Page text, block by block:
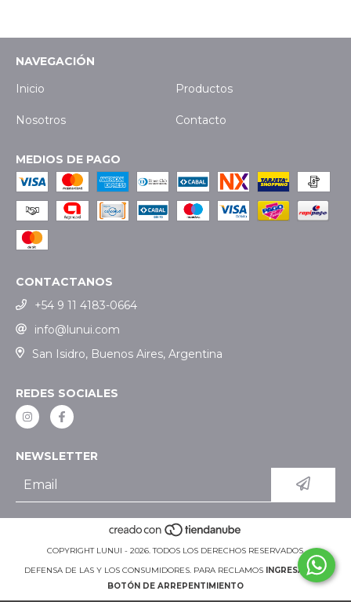
NAVEGACIÓN
Inicio
Productos
Nosotros Contacto
MEDIOS DE PAGO
CONTACTANOS
+54 9 11 4183-0664
info@lunui.com
San Isidro, Buenos Aires, Argentina
REDES SOCIALES
NEWSLETTER
COPYRIGHT LUNUI - 2026. TODOS LOS DERECHOS RESERVADOS.
DEFENSA DE LAS Y LOS CONSUMIDORES. PARA RECLAMOS INGRESÁ ACÁ.
BOTÓN DE ARREPENTIMIENTO